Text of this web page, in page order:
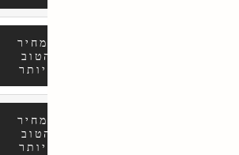
המחיר
הטוב
ביותר
המחיר
הטוב
ביותר